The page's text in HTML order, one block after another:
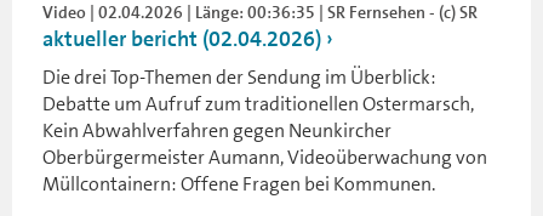
Video | 02.04.2026 | Länge: 00:36:35 | SR Fernsehen - (c) SR
aktueller bericht (02.04.2026)
Die drei Top-Themen der Sendung im Überblick:
Debatte um Aufruf zum traditionellen Ostermarsch,
Kein Abwahlverfahren gegen Neunkircher
Oberbürgermeister Aumann, Videoüberwachung von
Müllcontainern: Offene Fragen bei Kommunen.